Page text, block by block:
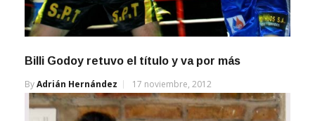
Billi Godoy retuvo el título y va por más
ByAdrián Hernández 17 noviembre, 2012